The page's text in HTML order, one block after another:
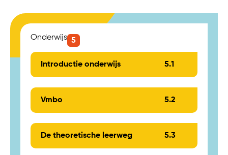
Onderwijs 5
Introductie onderwijs 5.1
Vmbo 5.2
De theoretische leerweg 5.3